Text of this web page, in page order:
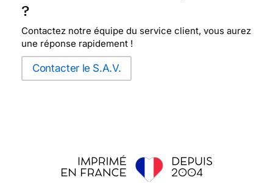
?
Contactez notre équipe du service client, vous aurez
une réponse rapidement !
Contacter le S.A.V.